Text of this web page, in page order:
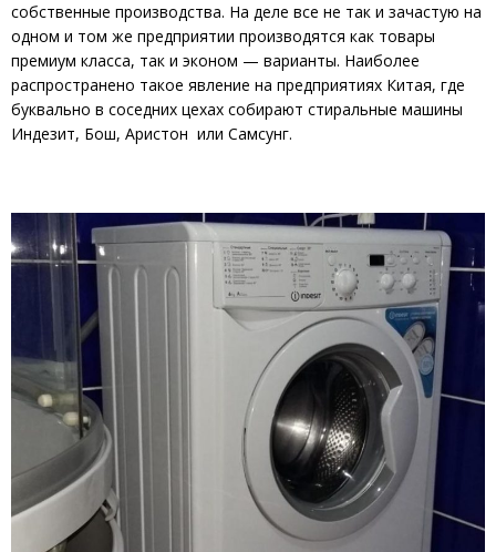
собственные производства. На деле все не так и зачастую на
одном и том же предприятии производятся как товары
премиум класса, так и эконом — варианты. Наиболее
распространено такое явление на предприятиях Китая, где
буквально в соседних цехах собирают стиральные машины
Индезит, Бош, Аристон или Самсунг.